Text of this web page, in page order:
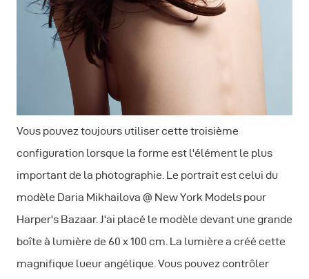
Vous pouvez toujours utiliser cette troisième
configuration lorsque la forme est l'élément le plus
important de la photographie. Le portrait est celui du
modèle Daria Mikhailova @ New York Models pour
Harper's Bazaar. J'ai placé le modèle devant une grande
boîte à lumière de 60 x 100 cm. La lumière a créé cette
magnifique lueur angélique. Vous pouvez contrôler